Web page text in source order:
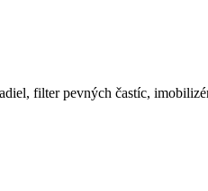
filter pevných častíc,